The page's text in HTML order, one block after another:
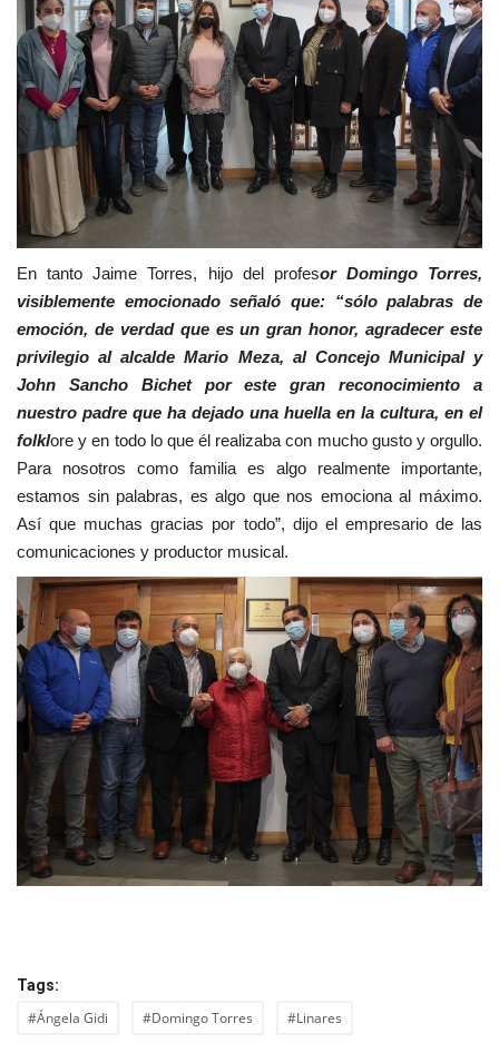
En tanto Jaime Torres, hijo del profesor Domingo Torres,
visiblemente emocionado señaló que: “sólo palabras de
emoción, de verdad que es un gran honor, agradecer este
privilegio al alcalde Mario Meza, al Concejo Municipal y
John Sancho Bichet por este gran reconocimiento a
nuestro padre que ha dejado una huella en la cultura, en el
folklore y en todo lo que él realizaba con mucho gusto y orgullo.
Para nosotros como familia es algo realmente importante,
estamos sin palabras, es algo que nos emociona al máximo.
Así que muchas gracias por todo”, dijo el empresario de las
comunicaciones y productor musical.
Tags:
#Ángela Gidi #Domingo Torres #Linares